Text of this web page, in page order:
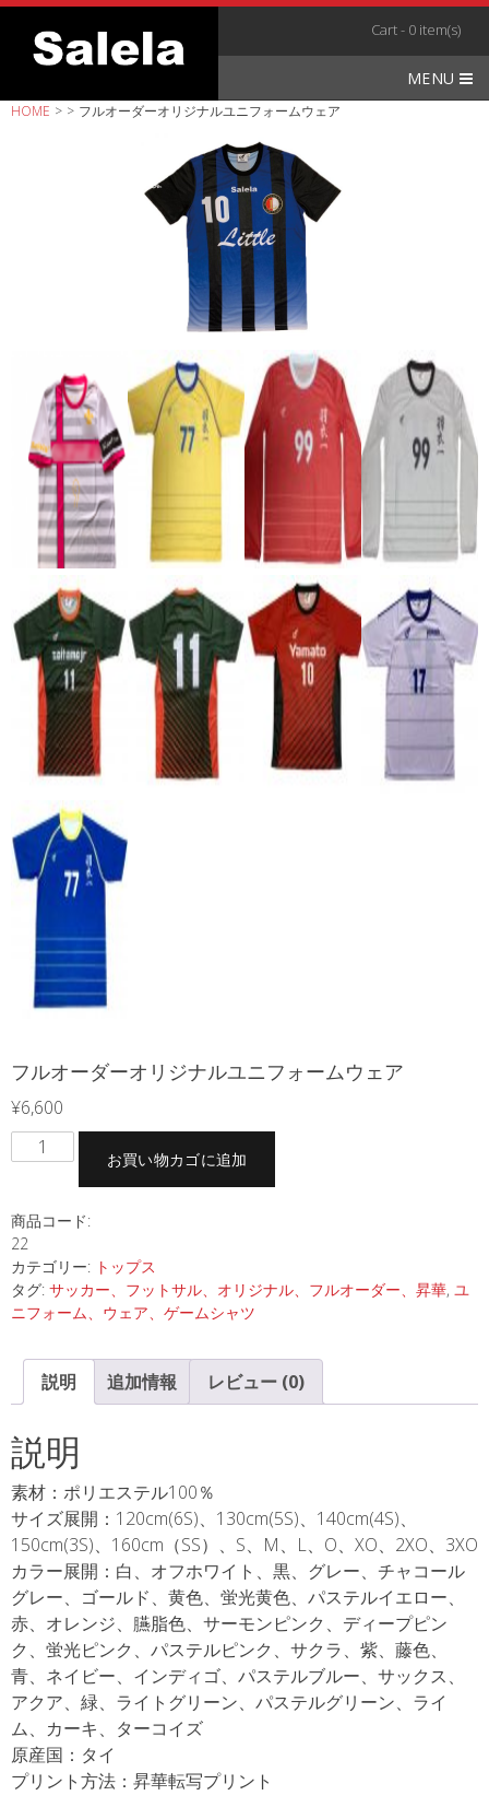
Skip
content
Cart - 0 item(s)
MENU
HOME > > フルオーダーオリジナルユニフォームウェア
フルオーダーオリジナルユニフォームウェア
¥6,600
ル
ー
ダ
ー
オ
ジ
ル
ユ
ニ
フ
ォ
ー
ム
ウ
ェ
ア
個
お買い物カゴに追加
商品コード:
22
カテゴリー: トップス
タグ: サッカー、フットサル、オリジナル、フルオーダー、昇華, ユ
ニフォーム、ウェア、ゲームシャツ
説明 追加情報 レビュー (0)
説明
素材：ポリエステル100％
サイズ展開：120cm(6S)、130cm(5S)、140cm(4S)、
150cm(3S)、160cm（SS）、S、M、L、O、XO、2XO、3XO
カラー展開：白、オフホワイト、黒、グレー、チャコール
グレー、ゴールド、黄色、蛍光黄色、パステルイエロー、
赤、オレンジ、臙脂色、サーモンピンク、ディープピン
ク、蛍光ピンク、パステルピンク、サクラ、紫、藤色、
青、ネイビー、インディゴ、パステルブルー、サックス、
アクア、緑、ライトグリーン、パステルグリーン、ライ
ム、カーキ、ターコイズ
原産国：タイ
プリント方法：昇華転写プリント